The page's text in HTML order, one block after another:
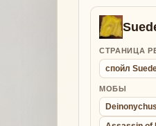
СТРАНИЦА
спойл
МОБЫ